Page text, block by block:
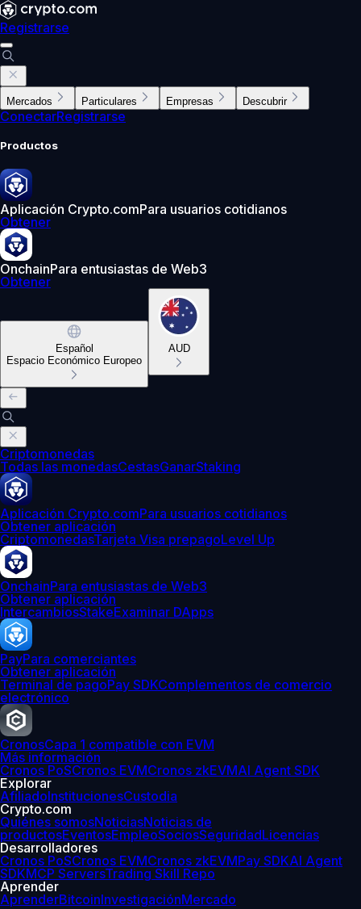
Registrarse
Mercados Particulares Empresas Descubrir
ConectarRegistrarse
Productos
Aplicación Crypto.comPara usuarios cotidianos
Obtener
OnchainPara entusiastas de Web3
Obtener
Español
Espacio Económico Europeo
AUD
Criptomonedas
Todas las monedasCestasGanarStaking
Aplicación Crypto.comPara usuarios cotidianos
Obtener aplicación
CriptomonedasTarjeta Visa prepagoLevel Up
OnchainPara entusiastas de Web3
Obtener aplicación
IntercambiosStakeExaminar DApps
PayPara comerciantes
Obtener aplicación
Terminal de pagoPay SDKComplementos de comercio
electrónico
CronosCapa 1 compatible con EVM
Más información
Cronos PoSCronos EVMCronos zkEVMAI Agent SDK
Explorar
AfiliadoInstitucionesCustodia
Crypto.com
Quiénes somosNoticiasNoticias de
productosEventosEmpleoSociosSeguridadLicencias
Desarrolladores
Cronos PoSCronos EVMCronos zkEVMPay SDKAI Agent
SDKMCP ServersTrading Skill Repo
Aprender
AprenderBitcoinInvestigaciónMercado